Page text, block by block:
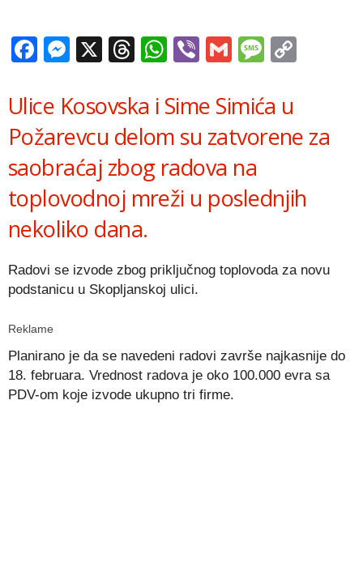
Facebook
Messenger
X Threads
WhatsApp
ViberGmail
Ulice Kosovska i Sime Simića u
Požarevcu delom su zatvorene za
saobraćaj zbog radova na
toplovodnoj mreži u poslednjih
nekoliko dana.
Radovi se izvode zbog priključnog toplovoda za novu
podstanicu u Skopljanskoj ulici.
Reklame
Planirano je da se navedeni radovi završe najkasnije do
18. februara. Vrednost radova je oko 100.000 evra sa
PDV-om koje izvode ukupno tri firme.